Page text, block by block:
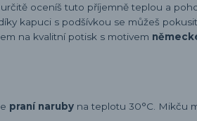
oceníš tuto příjemně teplou a
díky kapuci s podšívkou se můžeš
na kvalitní potisk s motivem
praní naruby na teplotu 30°C. Mikču